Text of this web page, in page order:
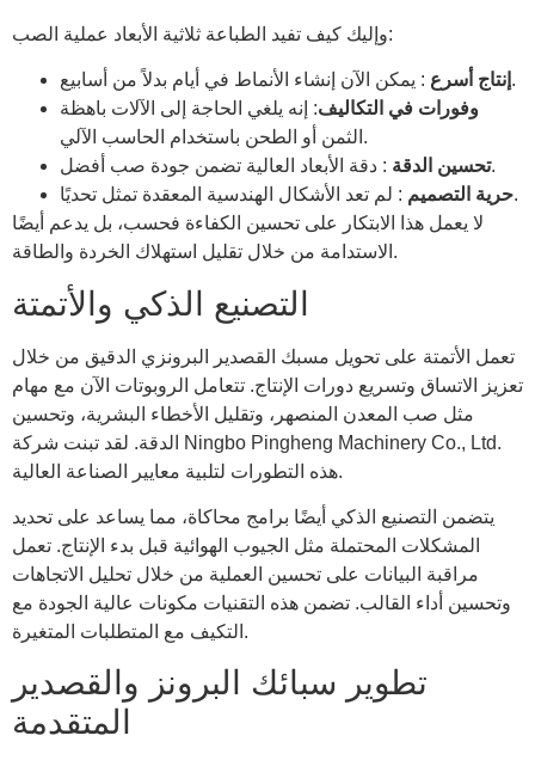
وإليك كيف تفيد الطباعة ثلاثية الأبعاد عملية الصب:
إنتاج أسرع : يمكن الآن إنشاء الأنماط في أيام بدلاً من أسابيع.
وفورات في التكاليف: إنه يلغي الحاجة إلى الآلات باهظة
الثمن أو الطحن باستخدام الحاسب الآلي.
تحسين الدقة: دقة الأبعاد العالية تضمن جودة صب أفضل.
حرية التصميم: لم تعد الأشكال الهندسية المعقدة تمثل تحديًا.
لا يعمل هذا الابتكار على تحسين الكفاءة فحسب، بل يدعم أيضًا
الاستدامة من خلال تقليل استهلاك الخردة والطاقة.
التصنيع الذكي والأتمتة
تعمل الأتمتة على تحويل مسبك القصدير البرونزي الدقيق من خلال
تعزيز الاتساق وتسريع دورات الإنتاج. تتعامل الروبوتات الآن مع مهام
مثل صب المعدن المنصهر، وتقليل الأخطاء البشرية، وتحسين
الدقة. لقد تبنت شركة Ningbo Pingheng Machinery Co., Ltd.
هذه التطورات لتلبية معايير الصناعة العالية.
يتضمن التصنيع الذكي أيضًا برامج محاكاة، مما يساعد على تحديد
المشكلات المحتملة مثل الجيوب الهوائية قبل بدء الإنتاج. تعمل
مراقبة البيانات على تحسين العملية من خلال تحليل الاتجاهات
وتحسين أداء القالب. تضمن هذه التقنيات مكونات عالية الجودة مع
التكيف مع المتطلبات المتغيرة.
تطوير سبائك البرونز والقصدير
المتقدمة